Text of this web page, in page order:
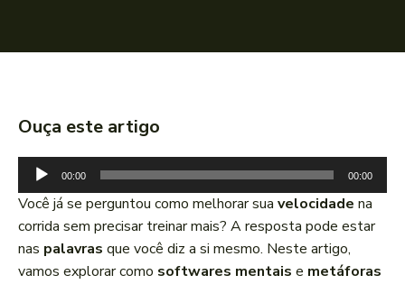
Ouça este artigo
o
c
a
d
o
00:00 00:00
Você já se perguntou como melhorar sua velocidade na
corrida sem precisar treinar mais? A resposta pode estar
nas palavras que você diz a si mesmo. Neste artigo,
vamos explorar como softwares mentais e metáforas